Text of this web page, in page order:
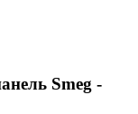
Smeg -